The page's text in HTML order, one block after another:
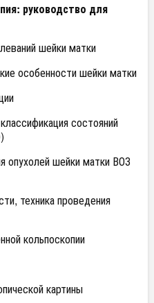
руководство для
шейки матки
особенности шейки матки
состояний
опухолей шейки матки ВОЗ
техника проведения
кольпоскопии
картины